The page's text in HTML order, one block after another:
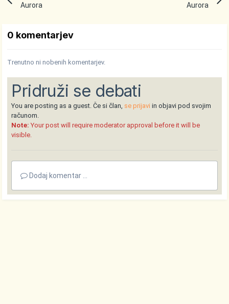
Aurora Aurora
0 komentarjev
Trenutno ni nobenih komentarjev.
Pridruži se debati
You are posting as a guest. Če si član, se prijavi in objavi pod svojim
računom.
Note: Your post will require moderator approval before it will be
visible.
Dodaj komentar ...